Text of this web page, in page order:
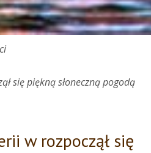
się piękną słoneczną pogodą
w rozpoczął się